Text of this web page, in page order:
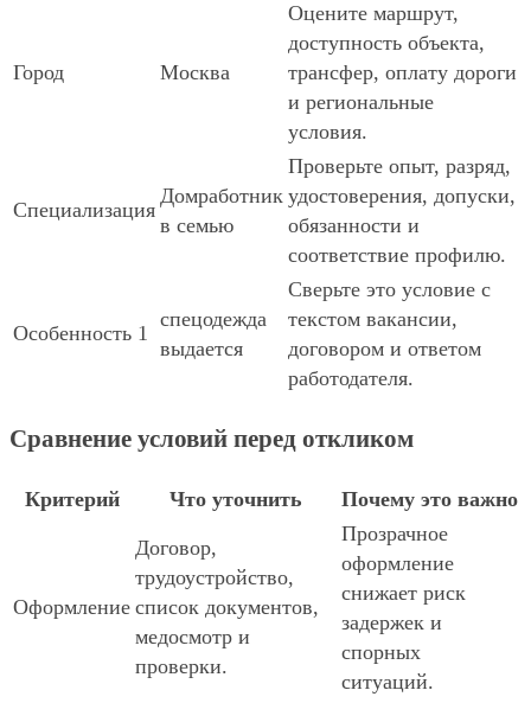
Город Москва
Оцените маршрут,
доступность объекта,
трансфер, оплату дороги
и региональные
условия.
Специализация
Домработник
в семью
Проверьте опыт, разряд,
удостоверения, допуски,
обязанности и
соответствие профилю.
Особенность 1
спецодежда
выдается
Сверьте это условие с
текстом вакансии,
договором и ответом
работодателя.
Сравнение условий перед откликом
Критерий Что уточнить Почему это важно
Оформление
Договор,
трудоустройство,
список документов,
медосмотр и
проверки.
Прозрачное
оформление
снижает риск
задержек и
спорных
ситуаций.